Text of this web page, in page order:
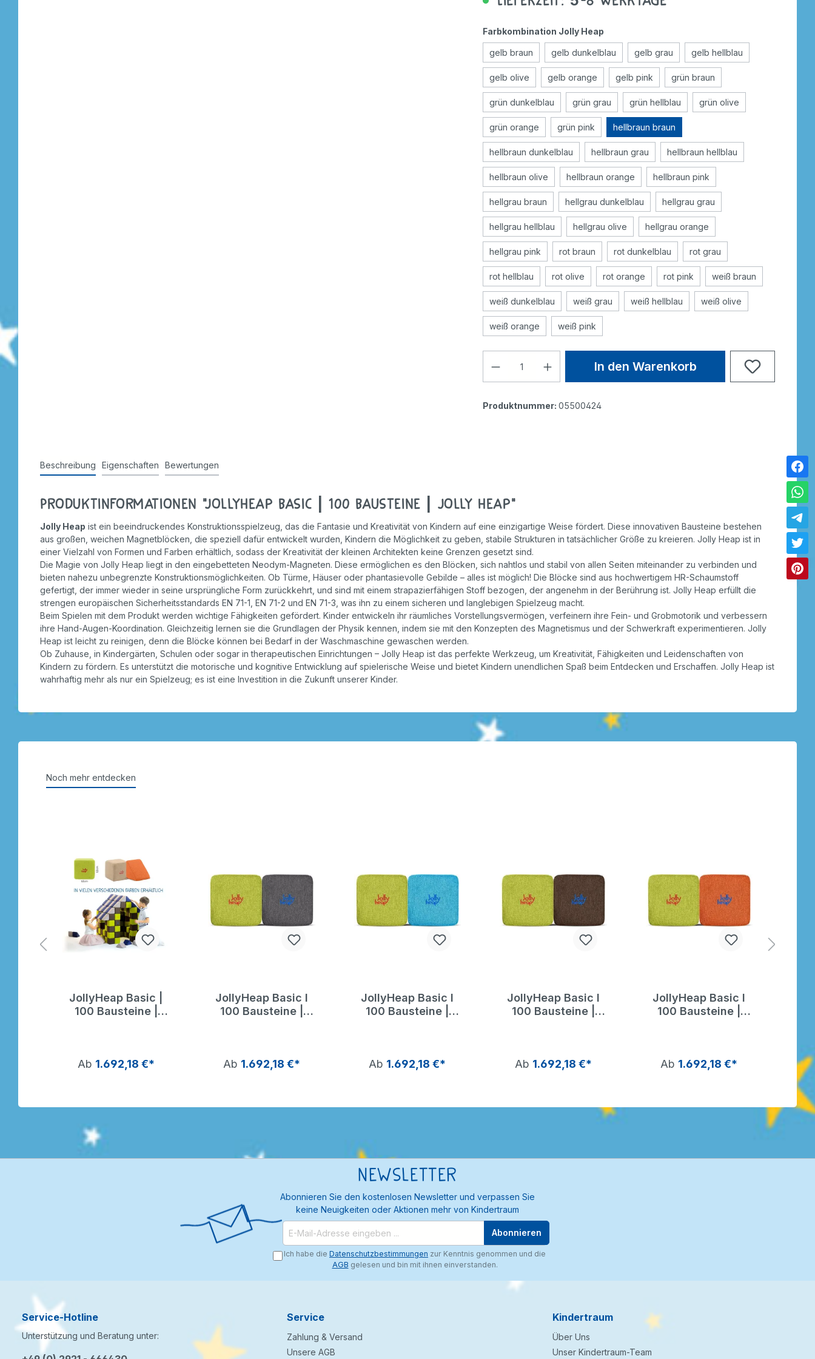
Geschicklichkeitsspiele
Holzspielzeug
Farbkombination Jolly Heap
gelb braun gelb dunkelblau gelb grau gelb hellblau
gelb olive gelb orange gelb pink grün braun
grün dunkelblau grün grau grün hellblau grün olive
grün orange grün pink hellbraun braun
hellbraun dunkelblau hellbraun grau hellbraun hellblau
hellbraun olive hellbraun orange hellbraun pink
hellgrau braun hellgrau dunkelblau hellgrau grau
hellgrau hellblau hellgrau olive hellgrau orange
hellgrau pink rot braun rot dunkelblau rot grau
rot hellblau rot olive rot orange rot pink weiß braun
weiß dunkelblau weiß grau weiß hellblau weiß olive
weiß orange weiß pink
In den Warenkorb
Produktnummer:05500424
Beschreibung Eigenschaften Bewertungen
Produktinformationen "JollyHeap Basic | 100 Bausteine | Jolly Heap"
Jolly Heap ist ein beeindruckendes Konstruktionsspielzeug, das die Fantasie und Kreativität von Kindern auf eine einzigartige Weise fördert. Diese innovativen Bausteine bestehen
aus großen, weichen Magnetblöcken, die speziell dafür entwickelt wurden, Kindern die Möglichkeit zu geben, stabile Strukturen in tatsächlicher Größe zu kreieren. Jolly Heap ist in
einer Vielzahl von Formen und Farben erhältlich, sodass der Kreativität der kleinen Architekten keine Grenzen gesetzt sind.
Die Magie von Jolly Heap liegt in den eingebetteten Neodym-Magneten. Diese ermöglichen es den Blöcken, sich nahtlos und stabil von allen Seiten miteinander zu verbinden und
bieten nahezu unbegrenzte Konstruktionsmöglichkeiten. Ob Türme, Häuser oder phantasievolle Gebilde – alles ist möglich! Die Blöcke sind aus hochwertigem HR-Schaumstoff
gefertigt, der immer wieder in seine ursprüngliche Form zurückkehrt, und sind mit einem strapazierfähigen Stoff bezogen, der angenehm in der Berührung ist. Jolly Heap erfüllt die
strengen europäischen Sicherheitsstandards EN 71-1, EN 71-2 und EN 71-3, was ihn zu einem sicheren und langlebigen Spielzeug macht.
Beim Spielen mit dem Produkt werden wichtige Fähigkeiten gefördert. Kinder entwickeln ihr räumliches Vorstellungsvermögen, verfeinern ihre Fein- und Grobmotorik und verbessern
ihre Hand-Augen-Koordination. Gleichzeitig lernen sie die Grundlagen der Physik kennen, indem sie mit den Konzepten des Magnetismus und der Schwerkraft experimentieren. Jolly
Heap ist leicht zu reinigen, denn die Blöcke können bei Bedarf in der Waschmaschine gewaschen werden.
Ob Zuhause, in Kindergärten, Schulen oder sogar in therapeutischen Einrichtungen – Jolly Heap ist das perfekte Werkzeug, um Kreativität, Fähigkeiten und Leidenschaften von
Kindern zu fördern. Es unterstützt die motorische und kognitive Entwicklung auf spielerische Weise und bietet Kindern unendlichen Spaß beim Entdecken und Erschaffen. Jolly Heap ist
wahrhaftig mehr als nur ein Spielzeug; es ist eine Investition in die Zukunft unserer Kinder.
Noch mehr entdecken
JollyHeap Basic |
100 Bausteine |
Ab 1.692,18 €*
JollyHeap Basic I
100 Bausteine |
Ab 1.692,18 €*
JollyHeap Basic I
100 Bausteine |
Ab 1.692,18 €*
JollyHeap Basic I
100 Bausteine |
Ab 1.692,18 €*
JollyHeap Basic I
100 Bausteine |
Ab 1.692,18 €*
Newsletter
Abonnieren Sie den kostenlosen Newsletter und verpassen Sie
keine Neuigkeiten oder Aktionen mehr von Kindertraum
Abonnieren
Ich habe die Datenschutzbestimmungen zur Kenntnis genommen und die
AGB gelesen und bin mit ihnen einverstanden.
Service-Hotline
Unterstützung und Beratung unter:
Service
Zahlung & Versand
Unsere AGB
Kindertraum
Über Uns
Unser Kindertraum-Team